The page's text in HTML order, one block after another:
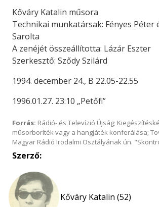
Kőváry Katalin műsora
Technikai munkatársak: Fényes Péter
Sarolta
A zenéjét összeállította: Lázár Eszter
Szerkesztő: Sződy Szilárd
1994. december 24., B 22.05-22.55
1996.01.27. 23:10 „Petőfi”
Forrás: Rádió- és Televízió Újság;
műsorboríték vagy a hangjáték konferálása;
Magyar Rádió Irodalmi Osztályának ún.
Szerző:
Kőváry Katalin (52)